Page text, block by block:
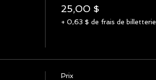
25,00 $
+ 0,63 $ de frais de billetterie
Prix